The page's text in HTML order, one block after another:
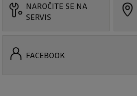
NAROČITE SE NA
SERVIS
FACEBOOK